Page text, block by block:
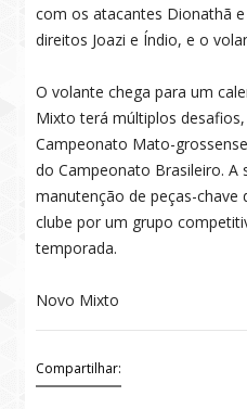
com os atacantes Dionathã
direitos Joazi e Índio, e o
O volante chega para um
Mixto terá múltiplos
Campeonato Mato-
do Campeonato Brasileiro. A
manutenção de peças-chave
clube por um grupo
temporada.
Novo Mixto
Compartilhar: